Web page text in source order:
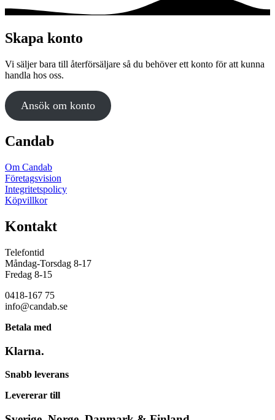
Skapa konto
Vi säljer bara till återförsäljare så du behöver ett konto för att kunna
handla hos oss.
Ansök om konto
Candab
Om Candab
Företagsvision
Integritetspolicy
Köpvillkor
Kontakt
Telefontid
Måndag-Torsdag 8-17
Fredag 8-15
0418-167 75
info@candab.se
Betala med
Klarna.
Snabb leverans
Levererar till